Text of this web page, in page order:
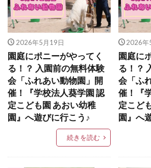
2026年5月19日
園庭にポニーがやってく
る！？ 入園前の無料体験
会「ふれあい動物園」開
催！『学校法人葵学園 認
定こども園 あおい幼稚
園』へ遊びに行こう♪
続きを読む
2026年
園庭に
る！？
会「ふ
催！『
定こど
園』へ